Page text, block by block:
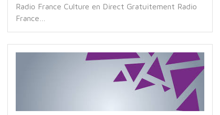
Radio France Culture en Direct Gratuitement Radio
France…